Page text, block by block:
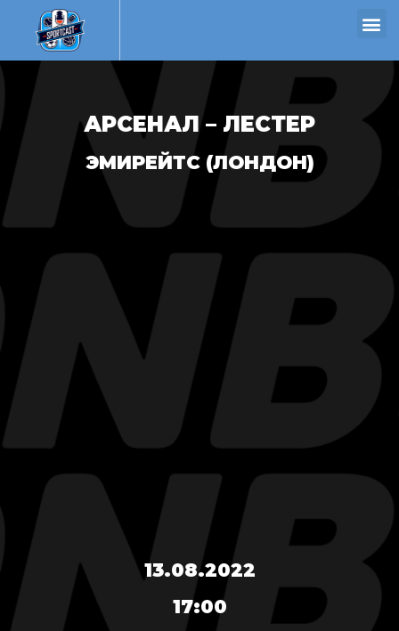
АРСЕНАЛ – ЛЕСТЕР
ЭМИРЕЙТС (ЛОНДОН)
13.08.2022
17:00